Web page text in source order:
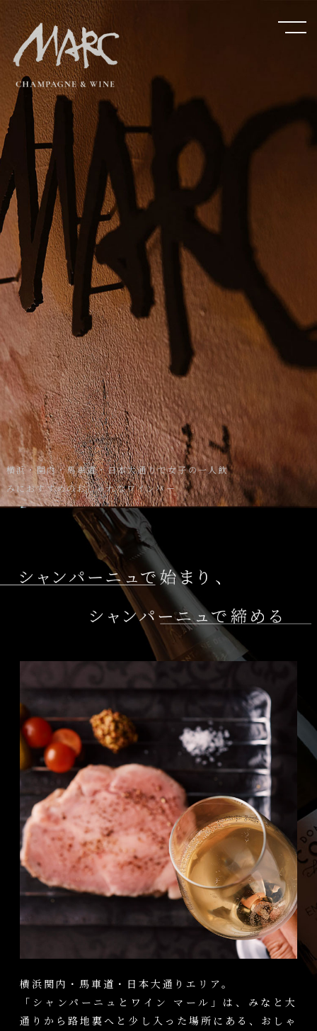
横浜・関内・馬車道・日本大通りで女子の一人飲
みにおすすめのおしゃれなワインバー
横浜関内・馬車道・日本大通りエリア。
「シャンパーニュとワイン マール」は、みなと大
通りから路地裏へと少し入った場所にある、おしゃ